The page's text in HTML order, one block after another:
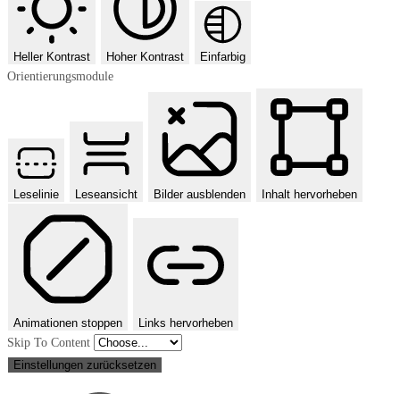
Heller Kontrast Hoher Kontrast
Einfarbig
Orientierungsmodule
Leselinie Leseansicht Bilder ausblenden Inhalt hervorheben
Animationen stoppen
Links hervorheben
Skip To Content
Einstellungen zurücksetzen